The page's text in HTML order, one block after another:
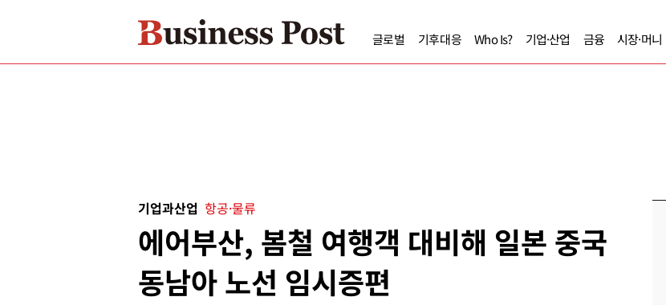
글로벌 기후대응 Who Is? 기업·산업 금융 시장·머니
기업과산업 항공·물류
에어부산, 봄철 여행객 대비해 일본 중국
동남아 노선 임시증편